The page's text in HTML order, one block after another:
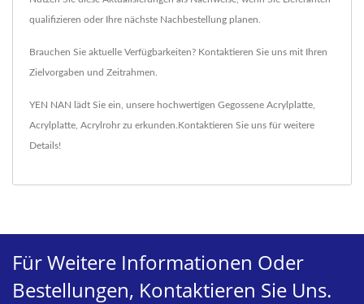
qualifizieren oder Ihre nächste Nachbestellung planen.
Brauchen Sie aktuelle Verfügbarkeiten? Kontaktieren Sie uns mit Ihren
Zielvorgaben und Zeitrahmen.
YEN NAN lädt Sie ein, unsere hochwertigen Gegossene Acrylplatte
Acrylplatte Acrylrohrzu erkunden. Kontaktieren Sie uns für weitere
Details!
Für Weitere Informationen Oder
Bestellungen, Kontaktieren Sie Uns.